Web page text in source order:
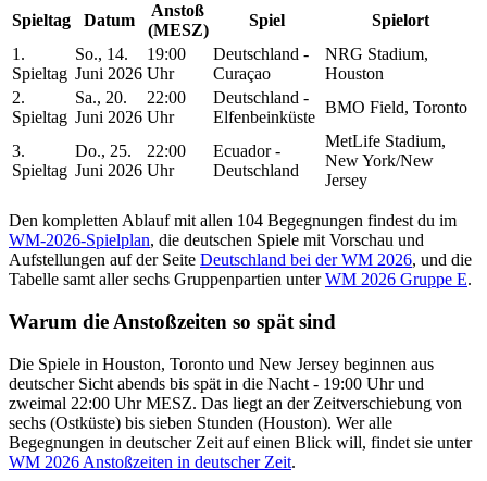
Spieltag Datum
Anstoß
(MESZ)
Spiel
Spielort
1.
Spieltag
So., 14.
Juni 2026
19:00
Uhr
Deutschland -
Curaçao
NRG Stadium,
Houston
2.
Spieltag
Sa., 20.
Juni 2026
22:00
Uhr
Deutschland -
Elfenbeinküste
BMO Field, Toronto
3.
Spieltag
Do., 25.
Juni 2026
22:00
Uhr
Ecuador -
Deutschland
MetLife Stadium,
New York/New
Jersey
Den kompletten Ablauf mit allen 104 Begegnungen findest du im
WM-2026-Spielplan, die deutschen Spiele mit Vorschau und
Aufstellungen auf der Seite Deutschland bei der WM 2026, und die
Tabelle samt aller sechs Gruppenpartien unterWM 2026 Gruppe E.
Warum die Anstoßzeiten so spät sind
Die Spiele in Houston, Toronto und New Jersey beginnen aus
deutscher Sicht abends bis spät in die Nacht - 19:00 Uhr und
zweimal 22:00 Uhr MESZ. Das liegt an der Zeitverschiebung von
sechs (Ostküste) bis sieben Stunden (Houston). Wer alle
Begegnungen in deutscher Zeit auf einen Blick will, findet sie unter
WM 2026 Anstoßzeiten in deutscher Zeit.